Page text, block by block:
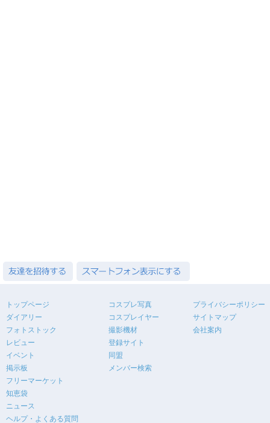
トップページ
ダイアリー
フォトストック
レビュー
イベント
掲示板
フリーマーケット
知恵袋
ニュース
ヘルプ・よくある質問
コスプレ写真
コスプレイヤー
撮影機材
登録サイト
同盟
メンバー検索
プライバシーポリシー
サイトマップ
会社案内